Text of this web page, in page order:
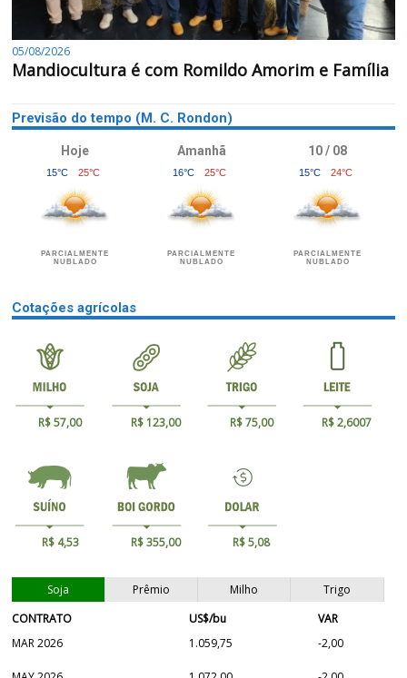
05/08/2026
Mandiocultura é com Romildo Amorim e Família
Previsão do tempo (M. C. Rondon)
Hoje
15°C 25°C
PARCIALMENTE
NUBLADO
Amanhã
16°C 25°C
PARCIALMENTE
NUBLADO
10 / 08
15°C 24°C
PARCIALMENTE
NUBLADO
Cotações agrícolas
R$ 57,00 R$ 123,00 R$ 75,00 R$ 2,6007
R$ 4,53 R$ 355,00 R$ 5,08
Soja Prêmio Milho
Trigo
CONTRATO
US$/bu
VAR
MAR 2026
1.059,75 -2,00